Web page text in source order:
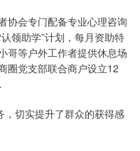
协会专门配备专业心理咨询
领助学”计划，每月资助特
哥等户外工作者提供休息场
圈党支部联合商户设立12
，切实提升了群众的获得感